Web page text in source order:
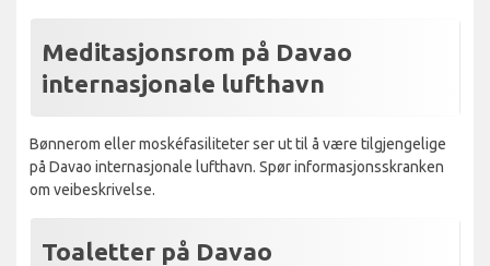
Meditasjonsrom på Davao
internasjonale lufthavn
Bønnerom eller moskéfasiliteter ser ut til å være tilgjengelige
på Davao internasjonale lufthavn. Spør informasjonsskranken
om veibeskrivelse.
Toaletter på Davao